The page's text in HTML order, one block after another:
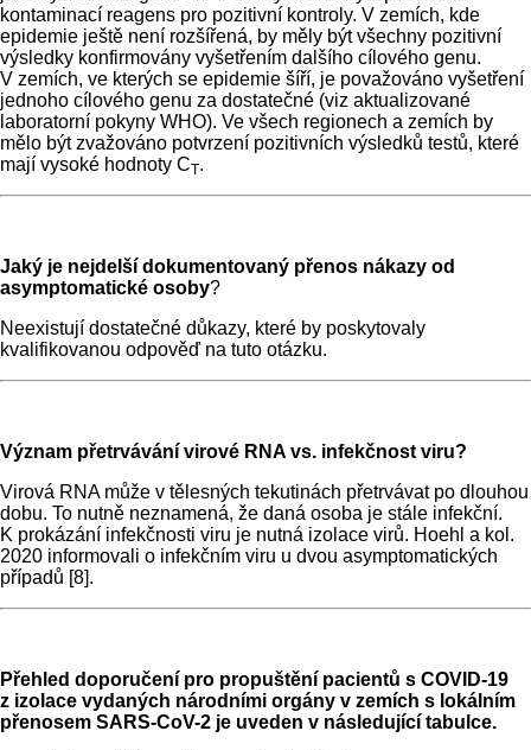
kontaminací reagens pro pozitivní kontroly. V zemích, kde
epidemie ještě není rozšířená, by měly být všechny pozitivní
výsledky konfirmovány vyšetřením dalšího cílového genu.
V zemích, ve kterých se epidemie šíří, je považováno vyšetření
jednoho cílového genu za dostatečné (viz aktualizované
laboratorní pokyny WHO). Ve všech regionech a zemích by
mělo být zvažováno potvrzení pozitivních výsledků testů, které
mají vysoké hodnoty CT.
Jaký je nejdelší dokumentovaný přenos nákazy od
asymptomatické osoby?
Neexistují dostatečné důkazy, které by poskytovaly
kvalifikovanou odpověď na tuto otázku.
Význam přetrvávání virové RNA vs. infekčnost viru?
Virová RNA může v tělesných tekutinách přetrvávat po dlouhou
dobu. To nutně neznamená, že daná osoba je stále infekční.
K prokázání infekčnosti viru je nutná izolace virů. Hoehl a kol.
2020 informovali o infekčním viru u dvou asymptomatických
případů [8].
Přehled doporučení pro propuštění pacientů s COVID-19
z izolace vydaných národními orgány v zemích s lokálním
přenosem SARS-CoV-2 je uveden v následující tabulce.